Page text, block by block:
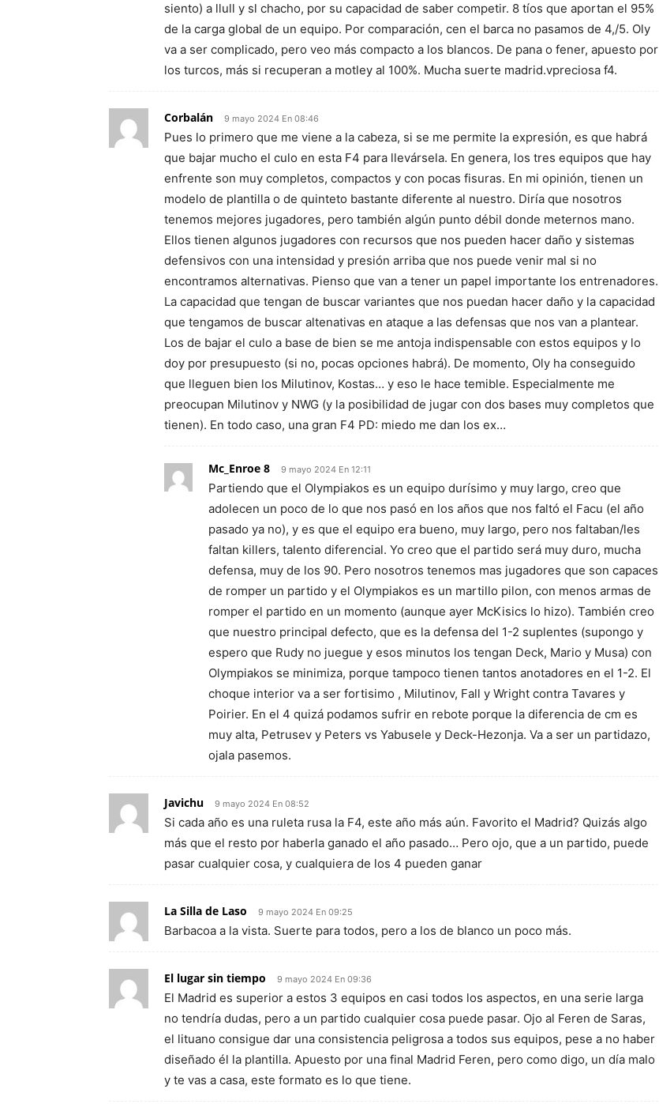
siento) a llull y sl chacho, por su capacidad de saber competir. 8 tíos que aportan el 95%
de la carga global de un equipo. Por comparación, cen el barca no pasamos de 4,/5. Oly
va a ser complicado, pero veo más compacto a los blancos. De pana o fener, apuesto por
los turcos, más si recuperan a motley al 100%. Mucha suerte madrid.vpreciosa f4.
Corbalán 9 mayo 2024 En 08:46
Pues lo primero que me viene a la cabeza, si se me permite la expresión, es que habrá
que bajar mucho el culo en esta F4 para llevársela. En genera, los tres equipos que hay
enfrente son muy completos, compactos y con pocas fisuras. En mi opinión, tienen un
modelo de plantilla o de quinteto bastante diferente al nuestro. Diría que nosotros
tenemos mejores jugadores, pero también algún punto débil donde meternos mano.
Ellos tienen algunos jugadores con recursos que nos pueden hacer daño y sistemas
defensivos con una intensidad y presión arriba que nos puede venir mal si no
encontramos alternativas. Pienso que van a tener un papel importante los entrenadores.
La capacidad que tengan de buscar variantes que nos puedan hacer daño y la capacidad
que tengamos de buscar altenativas en ataque a las defensas que nos van a plantear.
Los de bajar el culo a base de bien se me antoja indispensable con estos equipos y lo
doy por presupuesto (si no, pocas opciones habrá). De momento, Oly ha conseguido
que lleguen bien los Milutinov, Kostas… y eso le hace temible. Especialmente me
preocupan Milutinov y NWG (y la posibilidad de jugar con dos bases muy completos que
tienen). En todo caso, una gran F4 PD: miedo me dan los ex…
Mc_Enroe 8 9 mayo 2024 En 12:11
Partiendo que el Olympiakos es un equipo durísimo y muy largo, creo que
adolecen un poco de lo que nos pasó en los años que nos faltó el Facu (el año
pasado ya no), y es que el equipo era bueno, muy largo, pero nos faltaban/les
faltan killers, talento diferencial. Yo creo que el partido será muy duro, mucha
defensa, muy de los 90. Pero nosotros tenemos mas jugadores que son capaces
de romper un partido y el Olympiakos es un martillo pilon, con menos armas de
romper el partido en un momento (aunque ayer McKisics lo hizo). También creo
que nuestro principal defecto, que es la defensa del 1-2 suplentes (supongo y
espero que Rudy no juegue y esos minutos los tengan Deck, Mario y Musa) con
Olympiakos se minimiza, porque tampoco tienen tantos anotadores en el 1-2. El
choque interior va a ser fortisimo , Milutinov, Fall y Wright contra Tavares y
Poirier. En el 4 quizá podamos sufrir en rebote porque la diferencia de cm es
muy alta, Petrusev y Peters vs Yabusele y Deck-Hezonja. Va a ser un partidazo,
ojala pasemos.
Javichu 9 mayo 2024 En 08:52
Si cada año es una ruleta rusa la F4, este año más aún. Favorito el Madrid? Quizás algo
más que el resto por haberla ganado el año pasado… Pero ojo, que a un partido, puede
pasar cualquier cosa, y cualquiera de los 4 pueden ganar
La Silla de Laso 9 mayo 2024 En 09:25
Barbacoa a la vista. Suerte para todos, pero a los de blanco un poco más.
El lugar sin tiempo 9 mayo 2024 En 09:36
El Madrid es superior a estos 3 equipos en casi todos los aspectos, en una serie larga
no tendría dudas, pero a un partido cualquier cosa puede pasar. Ojo al Feren de Saras,
el lituano consigue dar una consistencia peligrosa a todos sus equipos, pese a no haber
diseñado él la plantilla. Apuesto por una final Madrid Feren, pero como digo, un día malo
y te vas a casa, este formato es lo que tiene.